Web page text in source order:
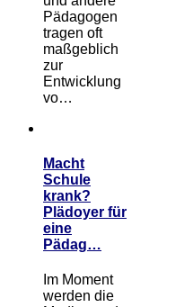
Pädagogen
tragen oft
maßgeblich
zur
Entwicklung
vo…
Macht
Schule
krank?
Plädoyer für
eine
Pädag…
Im Moment
werden die